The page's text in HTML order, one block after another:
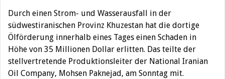
Durch einen Strom- und Wasserausfall in der
südwestiranischen Provinz Khuzestan hat die dortige
Ölförderung innerhalb eines Tages einen Schaden in
Höhe von 35 Millionen Dollar erlitten. Das teilte der
stellvertretende Produktionsleiter der National Iranian
Oil Company, Mohsen Paknejad, am Sonntag mit.